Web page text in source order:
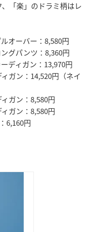
「楽」のドラミ柄はレ
オーバー：8,580円
グパンツ：8,360円
ディガン：13,970円
ガン：14,520円（ネイ
ガン：8,580円
ガン：8,580円
6,160円